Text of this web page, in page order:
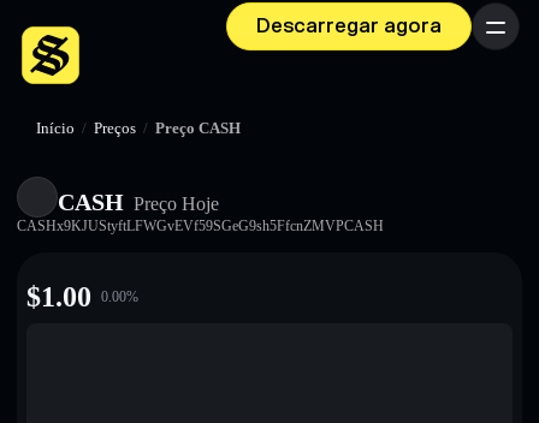
Descarregar agora Menu
Início / Preços / Preço CASH
CASH Preço Hoje
CASHx9KJUStyftLFWGvEVf59SGeG9sh5FfcnZMVPCASH
$1.00 0.00%